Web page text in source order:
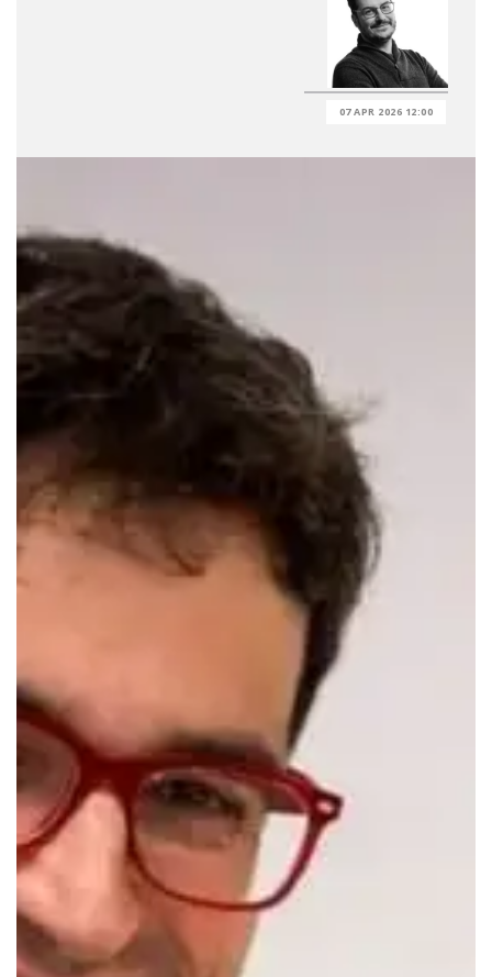
07 APR 2026 12:00